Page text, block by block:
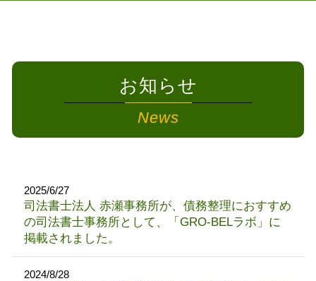
お知らせ
News
2025/6/27
司法書士法人 赤瀬事務所が、債務整理におすすめ
の司法書士事務所として、「GRO-BELラボ」に
掲載されました。
2024/8/28